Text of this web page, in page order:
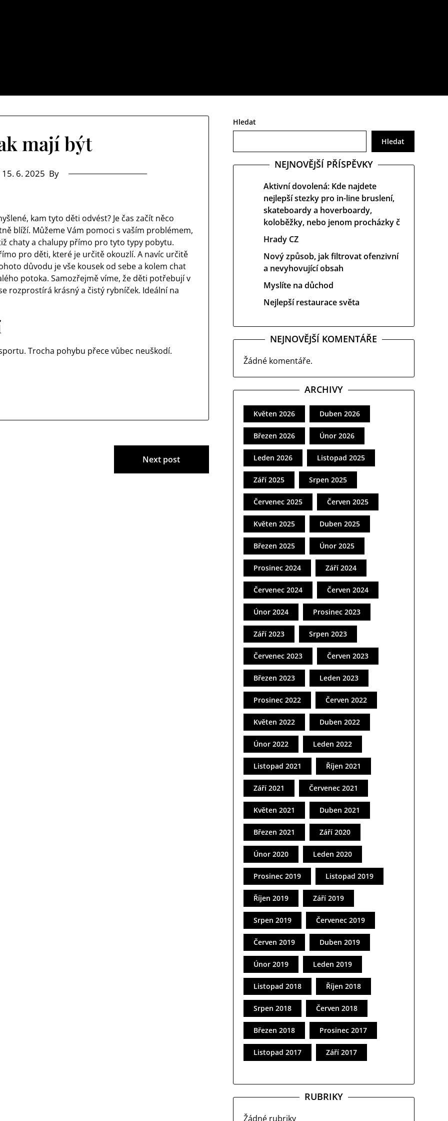
mají být
15. 6. 2025 By
kam tyto děti odvést? Je čas začít něco
blíží. Můžeme Vám pomoci s vaším problémem,
chaty a chalupy přímo pro tyto typy pobytu.
pro děti, které je určitě okouzlí. A navíc určitě
důvodu je vše kousek od sebe a kolem chat
potoka. Samozřejmě víme, že děti potřebují v
rozprostírá krásný a čistý rybníček. Ideální na
Trocha pohybu přece vůbec neuškodí.
Next post
Hledat
Hledat
NEJNOVĚJŠÍ PŘÍSPĚVKY
Aktivní dovolená: Kde najdete
nejlepší stezky pro in-line bruslení,
skateboardy a hoverboardy,
koloběžky, nebo jenom procházky č
Hrady CZ
Nový způsob, jak filtrovat ofenzivní
a nevyhovující obsah
Myslíte na důchod
Nejlepší restaurace světa
NEJNOVĚJŠÍ KOMENTÁŘE
Žádné komentáře.
ARCHIVY
Květen 2026 Duben 2026
Březen 2026 Únor 2026
Leden 2026 Listopad 2025
Září 2025 Srpen 2025
Červenec 2025 Červen 2025
Květen 2025 Duben 2025
Březen 2025 Únor 2025
Prosinec 2024 Září 2024
Červenec 2024 Červen 2024
Únor 2024 Prosinec 2023
Září 2023 Srpen 2023
Červenec 2023 Červen 2023
Březen 2023 Leden 2023
Prosinec 2022 Červen 2022
Květen 2022 Duben 2022
Únor 2022 Leden 2022
Listopad 2021 Říjen 2021
Září 2021 Červenec 2021
Květen 2021 Duben 2021
Březen 2021 Září 2020
Únor 2020 Leden 2020
Prosinec 2019 Listopad 2019
Říjen 2019 Září 2019
Srpen 2019 Červenec 2019
Červen 2019 Duben 2019
Únor 2019 Leden 2019
Listopad 2018 Říjen 2018
Srpen 2018 Červen 2018
Březen 2018 Prosinec 2017
Listopad 2017 Září 2017
RUBRIKY
Žádné rubriky